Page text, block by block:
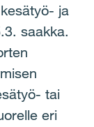
ja
saakka.
tai
eri